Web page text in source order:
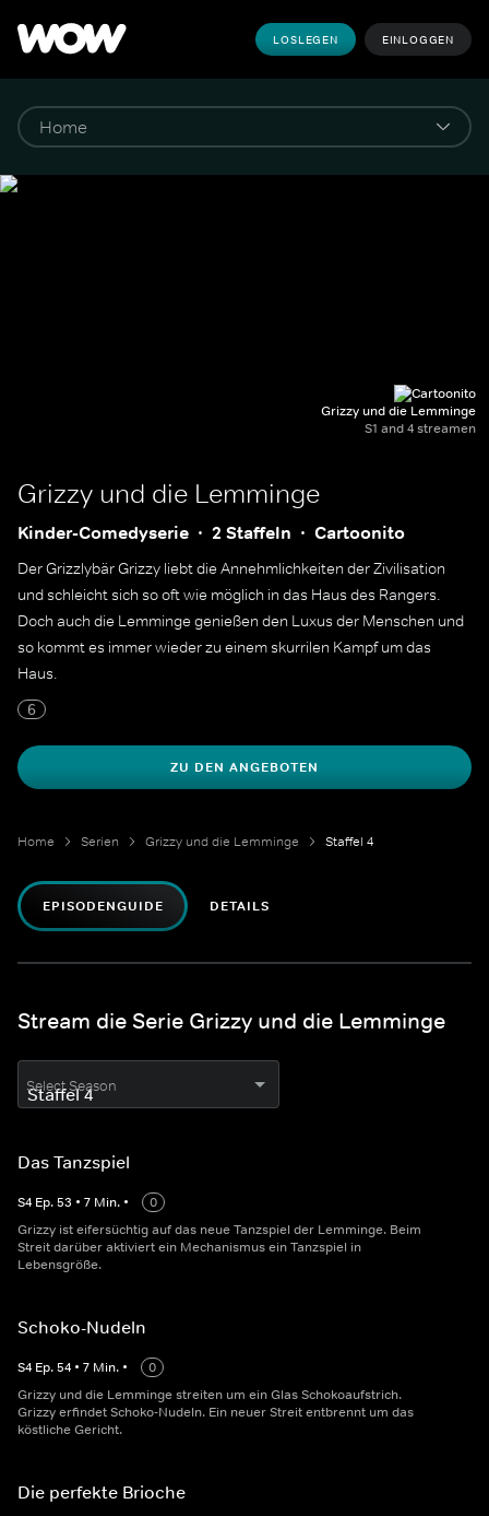
LOSLEGEN EINLOGGEN
Grizzy und die Lemminge
S1 and 4 streamen
Grizzy und die Lemminge
Kinder-Comedyserie 2 Staffeln Cartoonito
Der Grizzlybär Grizzy liebt die Annehmlichkeiten der Zivilisation
und schleicht sich so oft wie möglich in das Haus des Rangers.
Doch auch die Lemminge genießen den Luxus der Menschen und
so kommt es immer wieder zu einem skurrilen Kampf um das
Haus.
6
ZU DEN ANGEBOTEN
Home Serien Grizzy und die Lemminge Staffel 4
EPISODENGUIDE DETAILS
Stream die Serie Grizzy und die Lemminge
Select Season
Das Tanzspiel
S4 Ep.53 • 7 Min. •
0
Grizzy ist eifersüchtig auf das neue Tanzspiel der Lemminge. Beim
Streit darüber aktiviert ein Mechanismus ein Tanzspiel in
Lebensgröße.
Schoko-Nudeln
S4 Ep.54 • 7 Min. •
0
Grizzy und die Lemminge streiten um ein Glas Schokoaufstrich.
Grizzy erfindet Schoko-Nudeln. Ein neuer Streit entbrennt um das
köstliche Gericht.
Die perfekte Brioche